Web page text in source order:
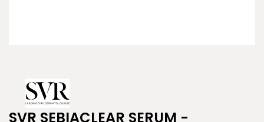
SVR SEBIACLEAR SERUM -